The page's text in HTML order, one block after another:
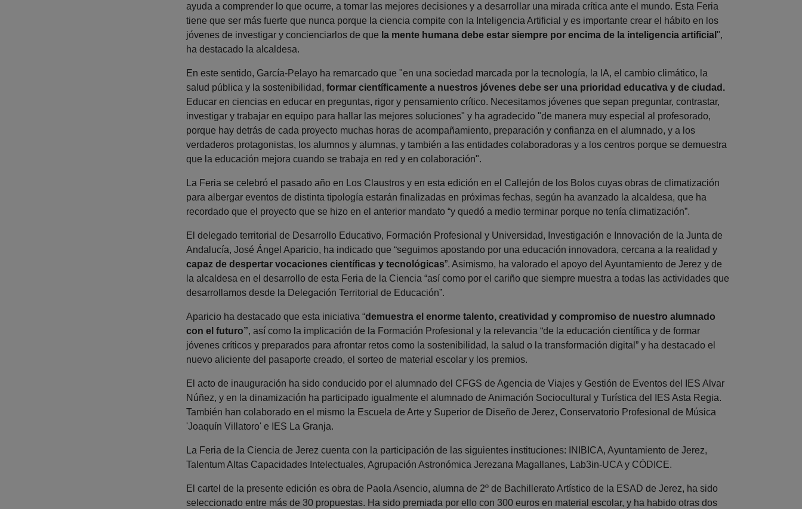
ayuda a comprender lo que ocurre, a tomar las mejores decisiones y a desarrollar una mirada crítica ante el mundo. Esta Feria
tiene que ser más fuerte que nunca porque la ciencia compite con la Inteligencia Artificial y es importante crear el hábito en los
jóvenes de investigar y concienciarlos de que la mente humana debe estar siempre por encima de la inteligencia artificial ",
ha destacado la alcaldesa.
En este sentido, García-Pelayo ha remarcado que "en una sociedad marcada por la tecnología, la IA, el cambio climático, la
salud pública y la sostenibilidad, formar científicamente a nuestros jóvenes debe ser una prioridad educativa y de ciudad.
Educar en ciencias en educar en preguntas, rigor y pensamiento crítico. Necesitamos jóvenes que sepan preguntar, contrastar,
investigar y trabajar en equipo para hallar las mejores soluciones" y ha agradecido "de manera muy especial al profesorado,
porque hay detrás de cada proyecto muchas horas de acompañamiento, preparación y confianza en el alumnado, y a los
verdaderos protagonistas, los alumnos y alumnas, y también a las entidades colaboradoras y a los centros porque se demuestra
que la educación mejora cuando se trabaja en red y en colaboración".
La Feria se celebró el pasado año en Los Claustros y en esta edición en el Callejón de los Bolos cuyas obras de climatización
para albergar eventos de distinta tipología estarán finalizadas en próximas fechas, según ha avanzado la alcaldesa, que ha
recordado que el proyecto que se hizo en el anterior mandato “y quedó a medio terminar porque no tenía climatización”.
El delegado territorial de Desarrollo Educativo, Formación Profesional y Universidad, Investigación e Innovación de la Junta de
Andalucía, José Ángel Aparicio, ha indicado que “seguimos apostando por una educación innovadora, cercana a la realidad y
capaz de despertar vocaciones científicas y tecnológicas”. Asimismo, ha valorado el apoyo del Ayuntamiento de Jerez y de
la alcaldesa en el desarrollo de esta Feria de la Ciencia “así como por el cariño que siempre muestra a todas las actividades que
desarrollamos desde la Delegación Territorial de Educación”.
Aparicio ha destacado que esta iniciativa “demuestra el enorme talento, creatividad y compromiso de nuestro alumnado
con el futuro”, así como la implicación de la Formación Profesional y la relevancia “de la educación científica y de formar
jóvenes críticos y preparados para afrontar retos como la sostenibilidad, la salud o la transformación digital” y ha destacado el
nuevo aliciente del pasaporte creado, el sorteo de material escolar y los premios.
El acto de inauguración ha sido conducido por el alumnado del CFGS de Agencia de Viajes y Gestión de Eventos del IES Alvar
Núñez, y en la dinamización ha participado igualmente el alumnado de Animación Sociocultural y Turística del IES Asta Regia.
También han colaborado en el mismo la Escuela de Arte y Superior de Diseño de Jerez, Conservatorio Profesional de Música
'Joaquín Villatoro' e IES La Granja.
La Feria de la Ciencia de Jerez cuenta con la participación de las siguientes instituciones: INIBICA, Ayuntamiento de Jerez,
Talentum Altas Capacidades Intelectuales, Agrupación Astronómica Jerezana Magallanes, Lab3in-UCA y CÓDICE.
El cartel de la presente edición es obra de Paola Asencio, alumna de 2º de Bachillerato Artístico de la ESAD de Jerez, ha sido
seleccionado entre más de 30 propuestas. Ha sido premiada por ello con 300 euros en material escolar, y ha habido otras dos